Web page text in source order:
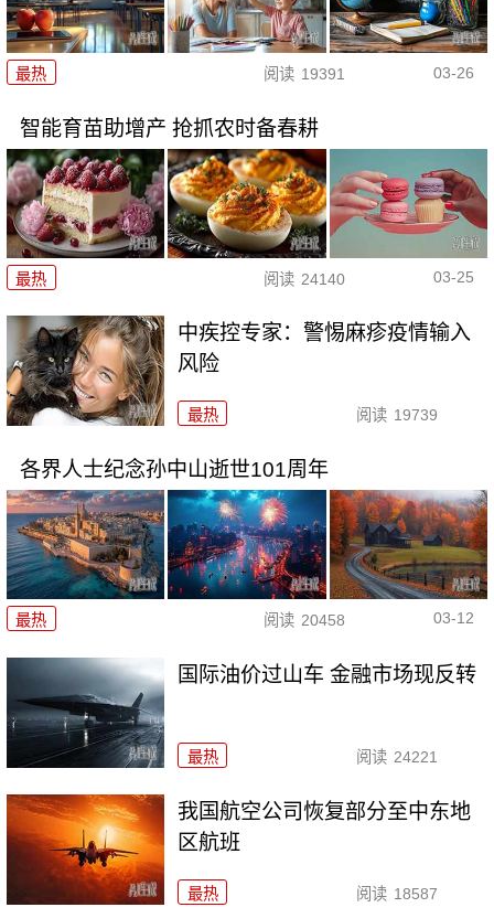
最热 阅读 19391 03-26
智能育苗助增产 抢抓农时备春耕
最热 阅读 24140 03-25
中疾控专家：警惕麻疹疫情输入
风险
最热 阅读 19739
各界人士纪念孙中山逝世101周年
最热 阅读 20458 03-12
国际油价过山车 金融市场现反转
最热 阅读 24221
我国航空公司恢复部分至中东地
区航班
最热 阅读 18587